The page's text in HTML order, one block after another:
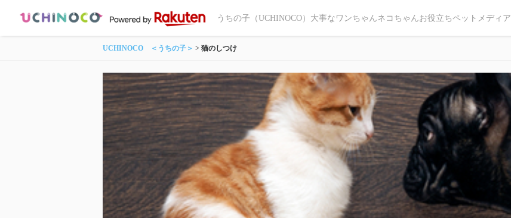
うちの子（UCHINOCO）大事なワンちゃんネコちゃんお役立ちペットメディア
UCHINOCO ＜うちの子＞ 猫のしつけ